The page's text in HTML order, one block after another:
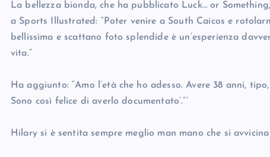
La bellezza bionda, che ha pubblicato Luck… or
a Sports Illustrated: “Poter venire a South Caicos e
bellissima e scattano foto splendide è un’esperienza
vita.”
Ha aggiunto: “Amo l’età che ho adesso. Avere 38 anni,
Sono così felice di averlo documentato’.”’
Hilary si è sentita sempre meglio man mano che si